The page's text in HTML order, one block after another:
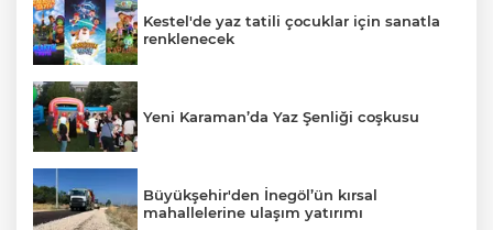
Kestel'de yaz tatili çocuklar için sanatla
renklenecek
Yeni Karaman’da Yaz Şenliği coşkusu
Büyükşehir'den İnegöl’ün kırsal
mahallelerine ulaşım yatırımı